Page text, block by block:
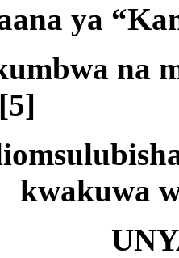
ya
na
kwakuwa